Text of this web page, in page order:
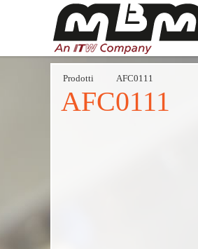
Prodotti AFC0111
AFC0111